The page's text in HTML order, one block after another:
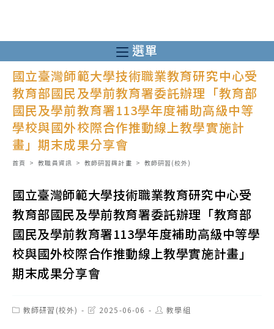
至
主
內
選單
國立臺灣師範大學技術職業教育研究中心受
教育部國民及學前教育署委託辦理「教育部
國民及學前教育署113學年度補助高級中等
學校與國外校際合作推動線上教學實施計
畫」期末成果分享會
首頁 > 教職員資訊 > 教師研習與計畫 > 教師研習(校外)
國立臺灣師範大學技術職業教育研究中心受
教育部國民及學前教育署委託辦理「教育部
國民及學前教育署113學年度補助高級中等學
校與國外校際合作推動線上教學實施計畫」
期末成果分享會
Post教師研習(校外)
Post2025-06-06
Post教學組